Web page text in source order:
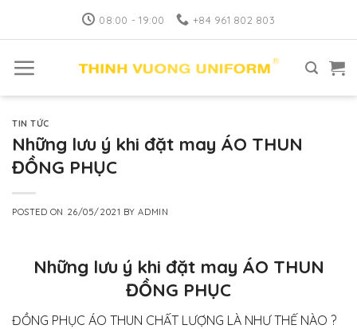
08:00 - 19:00 +84 961 802 803
TIN TỨC
Những lưu ý khi đặt may ÁO THUN
ĐỒNG PHỤC
POSTED ON 26/05/2021 BYADMIN
Những lưu ý khi đặt may ÁO THUN
ĐỒNG PHỤC
ĐỒNG PHỤC ÁO THUN CHẤT LƯỢNG LÀ NHƯ THẾ NÀO ?